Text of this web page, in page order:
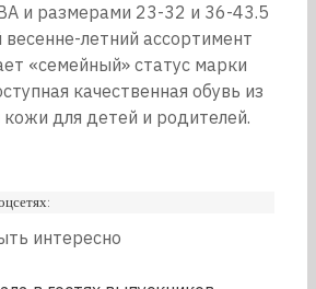
и размерами 23-32 и 36-43.5
летний ассортимент
«семейный» статус марки
качественная обувь из
кожи для детей и родителей.
интересно